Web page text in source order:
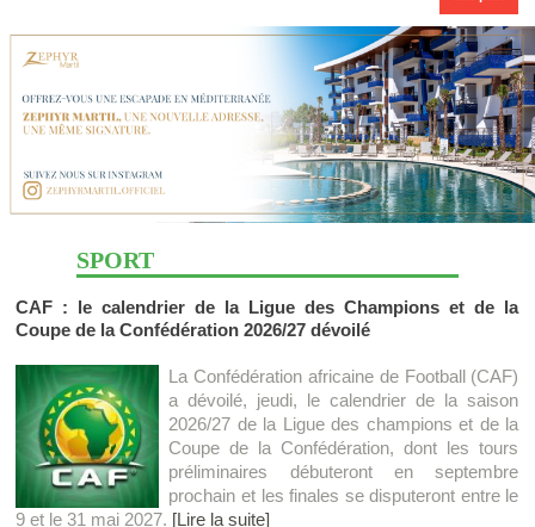
SPORT
CAF : le calendrier de la Ligue des Champions et de la
Coupe de la Confédération 2026/27 dévoilé
La Confédération africaine de Football (CAF)
a dévoilé, jeudi, le calendrier de la saison
2026/27 de la Ligue des champions et de la
Coupe de la Confédération, dont les tours
préliminaires débuteront en septembre
prochain et les finales se disputeront entre le
9 et le 31 mai 2027. [Lire la suite]